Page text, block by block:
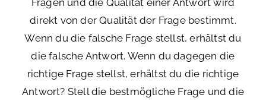
Fragen und die Qualität einer Antwort wird
direkt von der Qualität der Frage bestimmt.
Wenn du die falsche Frage stellst, erhältst du
die falsche Antwort. Wenn du dagegen die
richtige Frage stellst, erhältst du die richtige
Antwort? Stell die bestmögliche Frage und die